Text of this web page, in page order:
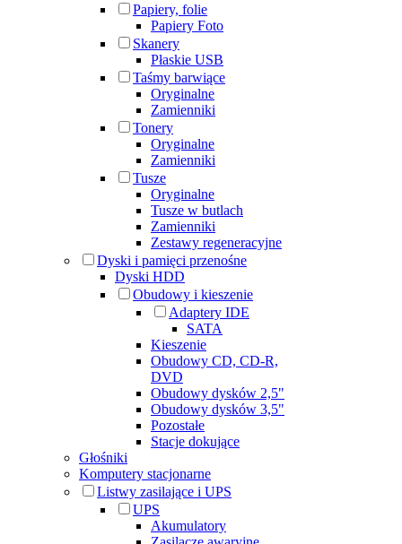
Papiery, folie
Papiery Foto
Skanery
Płaskie USB
Taśmy barwiące
Oryginalne
Zamienniki
Tonery
Oryginalne
Zamienniki
Tusze
Oryginalne
Tusze w butlach
Zamienniki
Zestawy regeneracyjne
Dyski i pamięci przenośne
Dyski HDD
Obudowy i kieszenie
Adaptery IDE
SATA
Kieszenie
Obudowy CD, CD-R,
DVD
Obudowy dysków 2,5"
Obudowy dysków 3,5"
Pozostałe
Stacje dokujące
Głośniki
Komputery stacjonarne
Listwy zasilające i UPS
UPS
Akumulatory